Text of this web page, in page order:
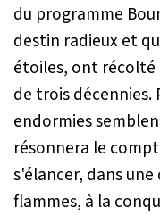
du programme
destin radieux et
étoiles, ont récolté
de trois
endormies
résonnera le
s'élancer, dans
flammes, à la